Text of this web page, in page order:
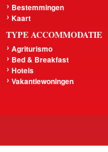
Bestemmingen
Kaart
TYPE ACCOMMODATIE
Agriturismo
Bed & Breakfast
Hotels
Vakantiewoningen